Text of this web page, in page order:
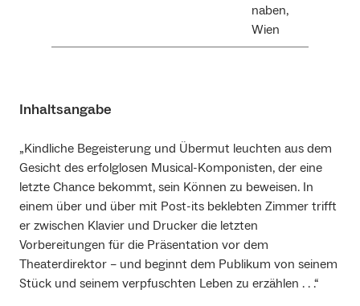
naben,
Wien
Inhaltsangabe
„Kindliche Begeisterung und Übermut leuchten aus dem
Gesicht des erfolglosen Musical-Komponisten, der eine
letzte Chance bekommt, sein Können zu beweisen. In
einem über und über mit Post-its beklebten Zimmer trifft
er zwischen Klavier und Drucker die letzten
Vorbereitungen für die Präsentation vor dem
Theaterdirektor – und beginnt dem Publikum von seinem
Stück und seinem verpfuschten Leben zu erzählen . . .“